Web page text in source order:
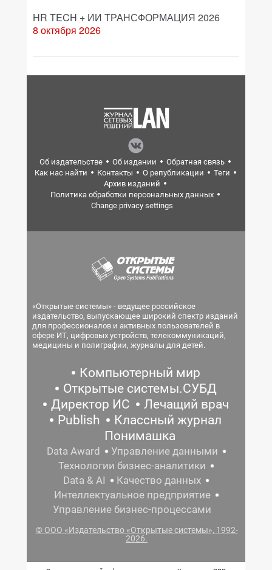
HR TECH + ИИ ТРАНСФОРМАЦИЯ 2026
8 октября 2026
Об издательстве Об издании
Обратная связь
Как нас найти
Контакты О републикации
Теги
Архив изданий
Политика обработки персональных данных
Change privacy settings
«Открытые системы» - ведущее российское
издательство, выпускающее широкий спектр изданий
для профессионалов и активных пользователей в
сфере ИТ, цифровых устройств, телекоммуникаций,
медицины и полиграфии, журналы для детей.
Компьютерный мир
Открытые системы.СУБД
Директор ИС
Лечащий врач
Publish
Классный журнал
Понимашка
Data Award
Управление данными
Технологии бизнес-аналитики
Data & AI
Качество данных
Интеллектуальное предприятие
Управление бизнес-процессами
© ООО «Издательство «Открытые системы», 1992-
2026.